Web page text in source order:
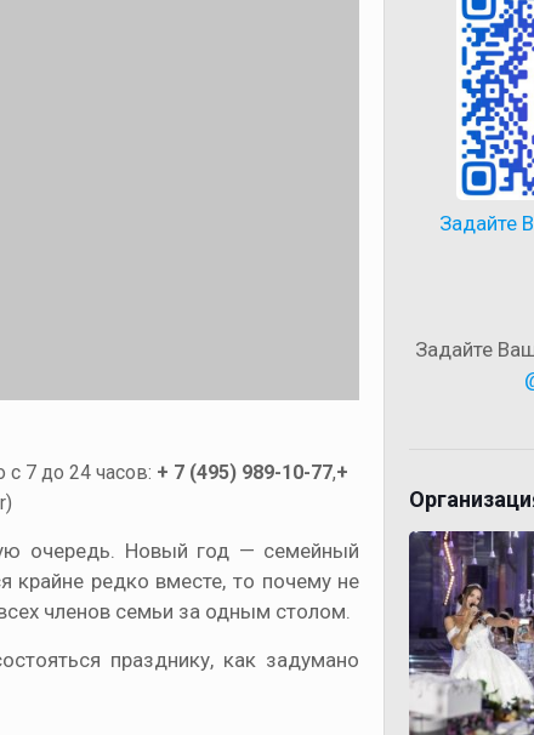
7 до 24 часов: + 7 (495) 989-10-77,+
очередь. Новый год — семейный
крайне редко вместе, то почему не
членов семьи за одным столом.
празднику, как задумано
Задайте
Задайте